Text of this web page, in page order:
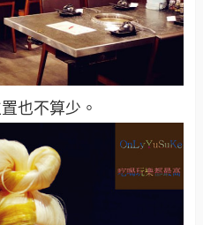
也不算少。